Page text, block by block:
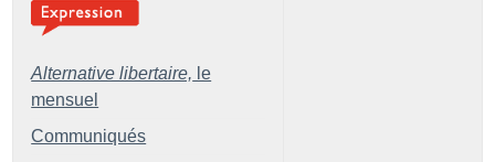
Alternative libertaire, le
mensuel
Communiqués